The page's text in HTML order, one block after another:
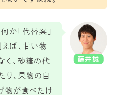
か「代替案」
えば、甘い物
く、砂糖の代
り、果物の自
物が食べたけ
藤井誠